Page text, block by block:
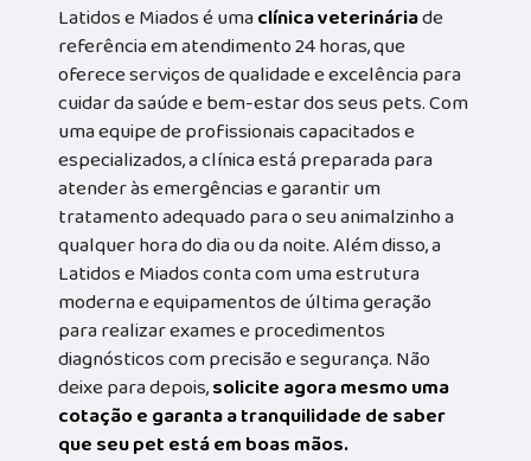
Latidos e Miados é umaclínica veterináriade
referência em atendimento 24 horas, que
oferece serviços de qualidade e excelência para
cuidar da saúde e bem-estar dos seus pets. Com
uma equipe de profissionais capacitados e
especializados, a clínica está preparada para
atender às emergências e garantir um
tratamento adequado para o seu animalzinho a
qualquer hora do dia ou da noite. Além disso, a
Latidos e Miados conta com uma estrutura
moderna e equipamentos de última geração
para realizar exames e procedimentos
diagnósticos com precisão e segurança. Não
deixe para depois,solicite agora mesmo uma
cotação e garanta a tranquilidade de saber
que seu pet está em boas mãos.